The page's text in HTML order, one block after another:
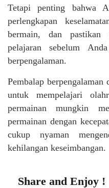
Tetapi penting bahwa
perlengkapan
bermain, dan pastikan
pelajaran sebelum
berpengalaman.
Pembalap berpengalaman
untuk mempelajari
permainan mungkin
permainan dengan
cukup nyaman
kehilangan keseimbangan.
Share and Enjoy !